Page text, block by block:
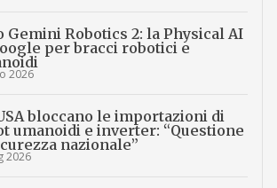
Gemini Robotics 2: la Physical AI
per bracci robotici e
2026
bloccano le importazioni di
umanoidi e inverter: “Questione
nazionale”
2026